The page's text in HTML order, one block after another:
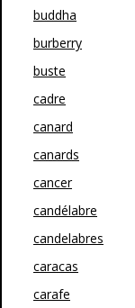
buddha
burberry
buste
cadre
canard
canards
cancer
candélabre
candelabres
caracas
carafe